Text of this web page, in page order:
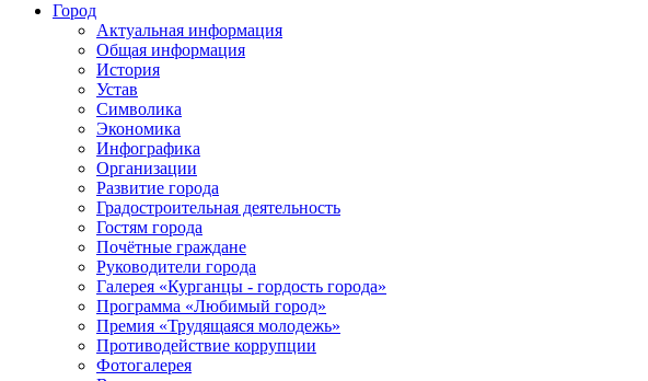
Город
Актуальная информация
Общая информация
История
Устав
Символика
Экономика
Инфографика
Организации
Развитие города
Градостроительная деятельность
Гостям города
Почётные граждане
Руководители города
Галерея «Курганцы - гордость города»
Программа «Любимый город»
Премия «Трудящаяся молодежь»
Противодействие коррупции
Фотогалерея